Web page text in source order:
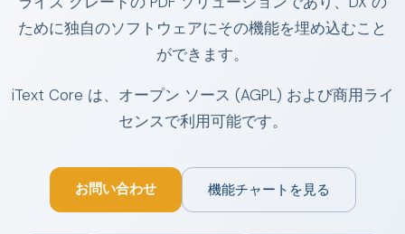
ために独自のソフトウェアにその機能を埋め込むこと
ができます。
iText Core は、オープン ソース (AGPL) および商用ライ
センスで利用可能です。
お問い合わせ 機能チャートを見る